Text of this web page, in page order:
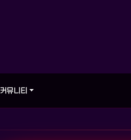
커뮤니티